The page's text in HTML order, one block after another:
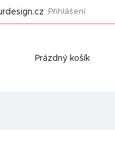
Přihlášení
Nákupní
Prázdný košík